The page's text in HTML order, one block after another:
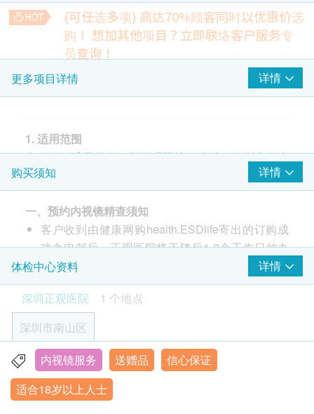
$1500 AEON 礼券
$1500 丰泽电子礼券
上消化道内镜检查服务
内镜电子染色技术服务
AI动态影像辅助诊断服务
给氧+心电监护
全生命周期消化道健康管理服务
医生咨询
检查后复苏及观察
采血+血液检查
身体机能评估
泄粉使用指导+附属赠品
麻醉
麻醉前评估
心电检测
血管通路建立
报告
医生讲解报告
(可任选多项) 高达70%顾客同时以优惠价选
购！ 想加其他项目？立即联络客户服务专
员查询！
日本特约内视镜专家
费用为22,000港币起，不同专家费用有所差异，具体费用请于
院内咨询。
HK$5,500.0
国内特约内视镜专家
费用为1,100港币起，不同专家费用有所差异，具体费用请于
由于国内/日本特约内视镜专家均需提前沟通预约，无法即买即
用。若您确有此需求请事先与本院沟通，敬请谅解。
HK$
C13幽门螺旋杆菌呼气试验
HK$143.0
免疫组化病理检查
HK$1,100.0
国内外医疗解决方案
5,500.0
更多项目详情 详情
1. 适用范围
本套餐仅适用于在深圳正观医院（地址：深圳市南山
区粤海街道科技南十二路6号中检大厦后座正观医
院）进行服务，不可转让或用于其他机构。
2. 适用人群
18岁以上(高年龄受检者需经医生评估决定是否适用本
检查。)
3. 预约与评估流程
购买后，正观医院将通过WhatsApp或电子邮件发
送线上问诊表，请务必如实填写。该问卷将用于初
步评估是否适合接受检查，若信息不实可能导致评
估结果无效。检查前需提前一天到院完成内镜检查
前的心电检查与血液检查及领取肠道准备用泻粉。
购买须知 详情
一、预约内视镜精查须知
客户收到由健康网购health.ESDlife寄出的订购成
功之电邮后，正观医院将于随后1-2个工作日的办
公时间内，与您取得联系(whatsAPP或邮件)。客
户亦可至少提前1个工作日联络正观医院进行预约
（联络电话：+86 0755-86667687 ；微信：
Actview2025 whatsapp:65933831）。
客户至现场后，正观医院工作人员会核对客户的姓
名、出生年月日、手机号及健康网购
health.ESDlife订购成功之电邮。
订单如需改期，请至少提前2个工作日联络正观医
体检中心资料
详情
深圳正观医院
1 个地点
深圳市南山区
深圳市南山区粤海街道科技南12路6号中检大厦后座(毗邻
沙河西路)
营业时间:9:00-18:00 (休法定节假日)
内视镜服务 送赠品
信心保证
适合18岁以上人士